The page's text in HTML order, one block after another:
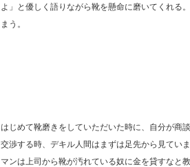
よ」と優しく語りながら靴を懸命に磨いてくれる
まう。
はじめて靴磨きをしていただいた時に、自分が商
交渉する時、デキル人間はまずは足先から見てい
マンは上司から靴が汚れている奴に金を貸すなと